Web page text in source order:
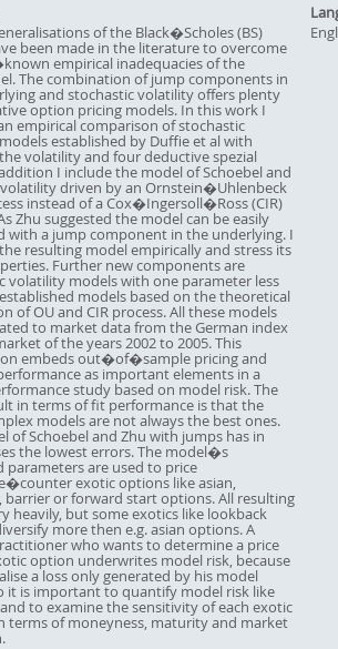
of the Black�Scholes (BS)
been made in the literature to overcome
empirical inadequacies of the
The combination of jump components in
and stochastic volatility offers plenty
option pricing models. In this work I
empirical comparison of stochastic
established by Duffie et al with
volatility and four deductive spezial
I include the model of Schoebel and
driven by an Ornstein�Uhlenbeck
instead of a Cox�Ingersoll�Ross (CIR)
Zhu suggested the model can be easily
with a jump component in the underlying. I
resulting model empirically and stress its
Further new components are
volatility models with one parameter less
models based on the theoretical
of OU and CIR process. All these models
to market data from the German index
of the years 2002 to 2005. This
embeds out�of�sample pricing and
as important elements in a
study based on model risk. The
in terms of fit performance is that the
models are not always the best ones.
of Schoebel and Zhu with jumps has in
the lowest errors. The model�s
parameters are used to price
exotic options like asian,
barrier or forward start options. All resulting
heavily, but some exotics like lookback
more then e.g. asian options. A
who wants to determine a price
option underwrites model risk, because
a loss only generated by his model
it is important to quantify model risk like
to examine the sensitivity of each exotic
terms of moneyness, maturity and market